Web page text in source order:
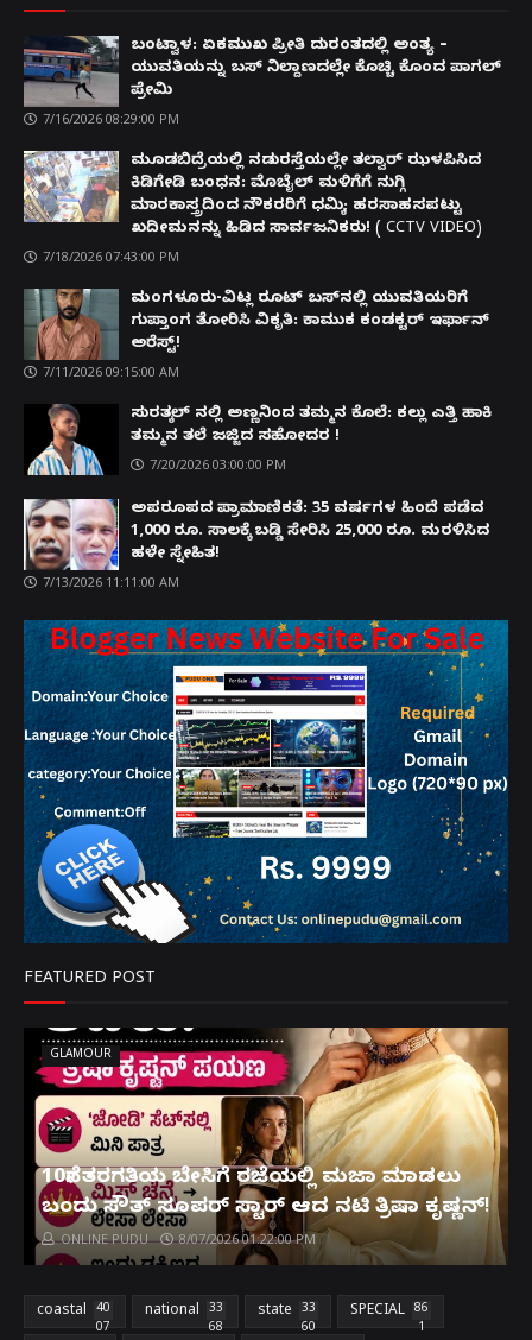
ಬಂಟ್ವಾಳ: ಏಕಮುಖ ಪ್ರೀತಿ ದುರಂತದಲ್ಲಿ ಅಂತ್ಯ –
ಯುವತಿಯನ್ನು ಬಸ್ ನಿಲ್ದಾಣದಲ್ಲೇ ಕೊಚ್ಚಿ ಕೊಂದ ಪಾಗಲ್
ಪ್ರೇಮಿ
7/16/2026 08:29:00 PM
ಮೂಡಬಿದ್ರೆಯಲ್ಲಿ ನಡುರಸ್ತೆಯಲ್ಲೇ ತಲ್ವಾರ್ ಝಳಪಿಸಿದ
ಕಿಡಿಗೇಡಿ ಬಂಧನ: ಮೊಬೈಲ್ ಮಳಿಗೆಗೆ ನುಗ್ಗಿ
ಮಾರಕಾಸ್ತ್ರದಿಂದ ನೌಕರರಿಗೆ ಧಮ್ಕಿ; ಹರಸಾಹಸಪಟ್ಟು
ಖದೀಮನನ್ನು ಹಿಡಿದ ಸಾರ್ವಜನಿಕರು! ( CCTV VIDEO)
7/18/2026 07:43:00 PM
ಮಂಗಳೂರು-ವಿಟ್ಲ ರೂಟ್ ಬಸ್‌ನಲ್ಲಿ ಯುವತಿಯರಿಗೆ
ಗುಪ್ತಾಂಗ ತೋರಿಸಿ ವಿಕೃತಿ: ಕಾಮುಕ ಕಂಡಕ್ಟರ್ ಇರ್ಫಾನ್
ಅರೆಸ್ಟ್!
7/11/2026 09:15:00 AM
ಸುರತ್ಕಲ್ ನಲ್ಲಿ ಅಣ್ಣನಿಂದ ತಮ್ಮನ ಕೊಲೆ: ಕಲ್ಲು ಎತ್ತಿ ಹಾಕಿ
ತಮ್ಮನ ತಲೆ ಜಜ್ಜಿದ ಸಹೋದರ !
7/20/2026 03:00:00 PM
ಅಪರೂಪದ ಪ್ರಾಮಾಣಿಕತೆ: 35 ವರ್ಷಗಳ ಹಿಂದೆ ಪಡೆದ
1,000 ರೂ. ಸಾಲಕ್ಕೆ ಬಡ್ಡಿ ಸೇರಿಸಿ 25,000 ರೂ. ಮರಳಿಸಿದ
ಹಳೇ ಸ್ನೇಹಿತ!
7/13/2026 11:11:00 AM
FEATURED POST
GLAMOUR
10ನೇ ತರಗತಿಯ ಬೇಸಿಗೆ ರಜೆಯಲ್ಲಿ ಮಜಾ ಮಾಡಲು
ಬಂದು ಸೌತ್ ಸೂಪರ್ ಸ್ಟಾರ್ ಆದ ನಟಿ ತ್ರಿಷಾ ಕೃಷ್ಣನ್!
ONLINE PUDU 8/07/2026 01:22:00 PM
coastal
40
07
national
33
68
state
33
60
SPECIAL
86
1